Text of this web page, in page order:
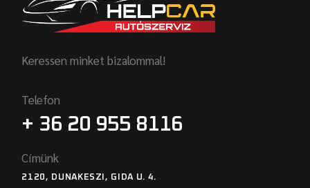
Keressen minket bizalommal!
Telefon
+ 36 20 955 8116
Címünk
2120, DUNAKESZI, GIDA U. 4.